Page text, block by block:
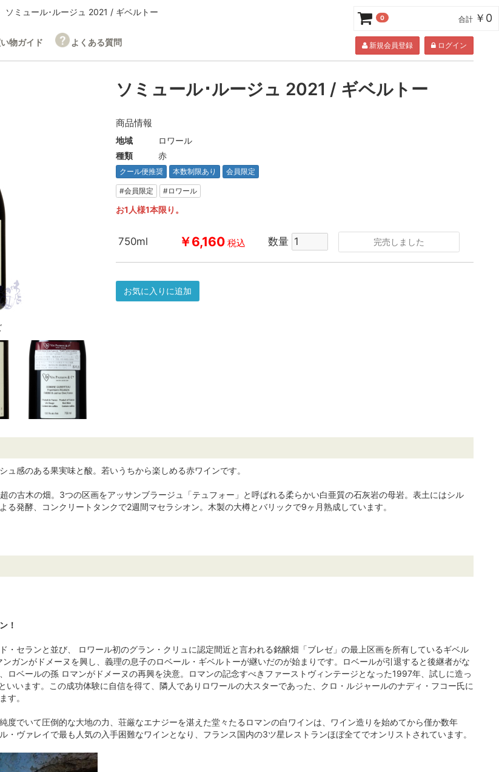
ソミュール･ルージュ 2021 / ギベルトー
物ガイド よくある質問 新規会員登録 ログイン
ソミュール･ルージュ 2021 / ギベルトー
商品情報
地域
ロワール
種類
赤
クール便推奨 本数制限あり 会員限定
#会員限定 #ロワール
お1人様1本限り。
750ml ￥6,160 税込 数量 完売しました
お気に入りに追加
ュ感のある果実味と酸。若いうちから楽しめる赤ワインです。
の古木の畑。3つの区画をアッサンブラージュ「テュフォー」と呼ばれる柔らかい白亜質の石灰岩の母岩。表土にはシル
る発酵、コンクリートタンクで2週間マセラシオン。木製の大樽とバリックで9ヶ月熟成しています。
！
・セランと並び、 ロワール初のグラン・クリュに認定間近と言われる銘醸畑「ブレゼ」の最上区画を所有しているギベル
ガンがドメーヌを興し、義理の息子のロベール・ギベルトーが継いだのが始まりです。ロベールが引退すると後継者がな
ロベールの孫 ロマンがドメーヌの再興を決意。ロマンの記念すべきファーストヴィンテージとなった1997年、試しに造っ
います。この成功体験に自信を得て、隣人でありロワールの大スターであった、クロ・ルジャールのナディ・フコー氏に
す。
度でいて圧倒的な大地の力、荘厳なエナジーを湛えた堂々たるロマンの白ワインは、ワイン造りを始めてから僅か数年
・ヴァレイで最も人気の入手困難なワインとなり、フランス国内の3ツ星レストランほぼ全てでオンリストされています。
0 合計 ￥0